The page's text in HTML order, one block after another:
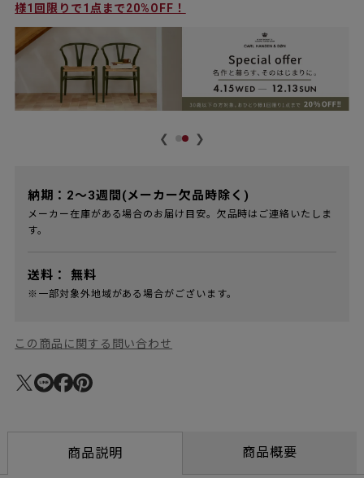
様1回限りで1点まで20%OFF！
❮ ❯
納期：2～3週間(メーカー欠品時除く)
メーカー在庫がある場合のお届け目安。欠品時はご連絡いたしま
す。
送料： 無料
※一部対象外地域がある場合がございます。
この商品に関する問い合わせ
商品説明 商品概要